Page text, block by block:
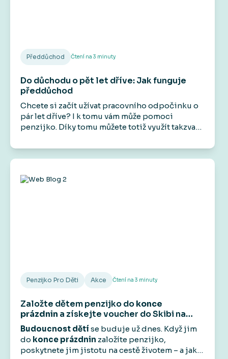
Předdůchod Čtení na 3 minuty
Do důchodu o pět let dříve: Jak funguje
předdůchod
Chcete si začít užívat pracovního odpočinku o
pár let dříve? I k tomu vám může pomoci
penzijko. Díky tomu můžete totiž využít takzvaný
důchodu vám umožní přestat pracovat před
dosažením důchodového věku, aniž by došlo k
Má to však svá pravidla a podmínky.
Penzijko Pro Děti Akce Čtení na 3 minuty
Založte dětem penzijko dokonce
prázdnin a získejte voucher do Skibi na
1 000 Kč
Budoucnost dětíse buduje už dnes. Když jim
do konce prázdnin založíte penzijko,
poskytnete jim jistotu na cestě životem – a jako